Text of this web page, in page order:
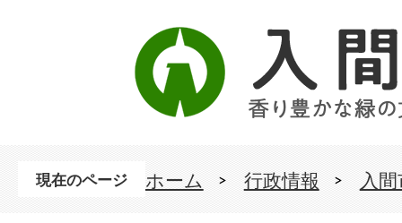
現在のページ ホーム 行政情報 入